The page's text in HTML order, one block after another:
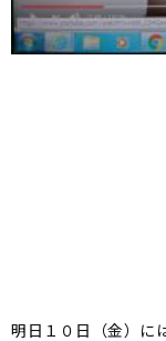
明日１０日（金）に